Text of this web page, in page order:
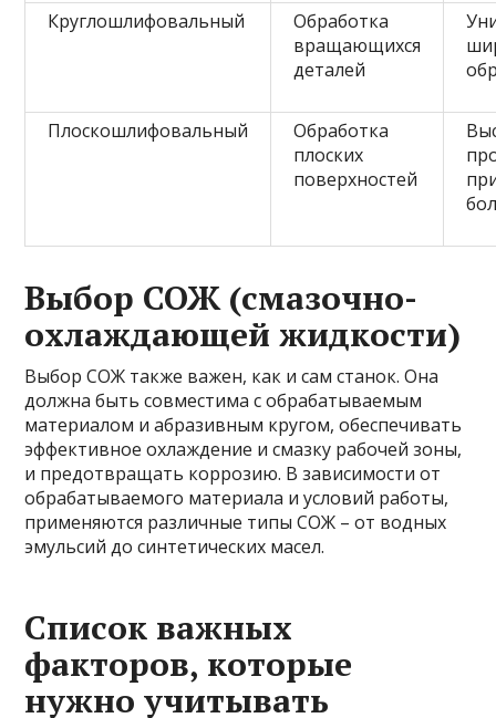
Круглошлифовальный
Обработка
вращающихся
деталей
Плоскошлифовальный
Обработка
плоских
поверхностей
Выбор СОЖ (смазочно-
охлаждающей жидкости)
Выбор СОЖ также важен, как и сам станок. Она
должна быть совместима с обрабатываемым
материалом и абразивным кругом, обеспечивать
эффективное охлаждение и смазку рабочей зоны,
и предотвращать коррозию. В зависимости от
обрабатываемого материала и условий работы,
применяются различные типы СОЖ – от водных
эмульсий до синтетических масел.
Список важных
факторов, которые
нужно учитывать